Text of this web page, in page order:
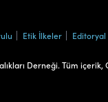
Etik İlkeler Editoryal
Derneği. Tüm içerik,